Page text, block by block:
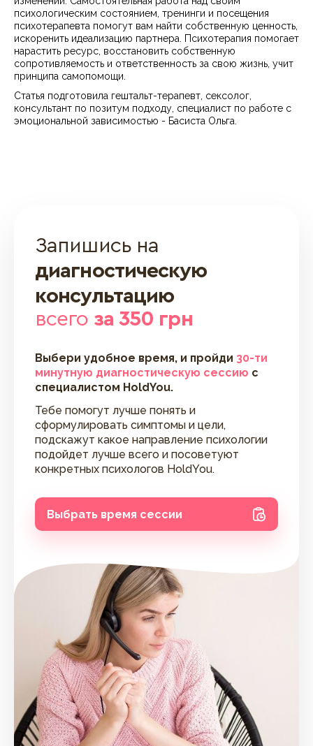
психологическим состоянием, тренинги и посещения
психотерапевта помогут вам найти собственную ценность,
искоренить идеализацию партнера. Психотерапия помогает
нарастить ресурс, восстановить собственную
сопротивляемость и ответственность за свою жизнь, учит
принципа самопомощи.
Статья подготовила гештальт-терапевт, сексолог,
консультант по позитум подходу, специалист по работе с
эмоциональной зависимостью - Басиста Ольга.
Запишись на
диагностическую
консультацию
всего за 350 грн
Выбери удобное время, и пройди 30-ти
минутную диагностическую сессию с
специалистом HoldYou.
Тебе помогут лучше понять и
сформулировать симптомы и цели,
подскажут какое направление психологии
подойдет лучше всего и посоветуют
конкретных психологов HoldYou.
Выбрать время сессии